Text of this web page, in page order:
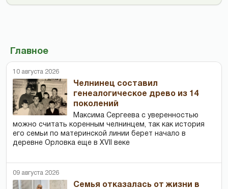
Главное
10 августа 2026
Челнинец составил
генеалогическое древо из 14
поколений
Максима Сергеева с уверенностью
можно считать коренным челнинцем, так как история
его семьи по материнской линии берет начало в
деревне Орловка еще в XVII веке
09 августа 2026
Семья отказалась от жизни в